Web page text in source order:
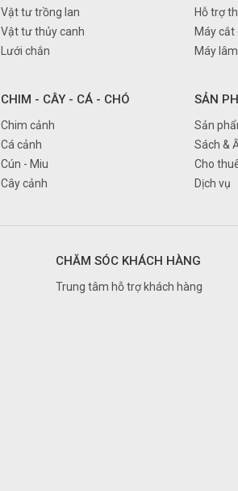
Vật tư trồng lan
Vật tư thủy canh
Lưới chắn
Hỗ trợ
Máy cắt
Máy
CHIM - CÂY - CÁ - CHÓ
Chim cảnh
Cá cảnh
Cún - Miu
Cây cảnh
SẢN
Sản
Sách &
Cho
Dịch vụ
CHĂM SÓC KHÁCH HÀNG
Trung tâm hỗ trợ khách hàng